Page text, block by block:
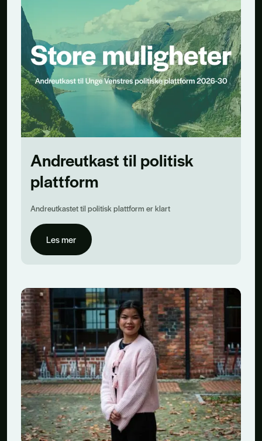
Andreutkast til politisk
plattform
Andreutkastet til politisk plattform er klart
Les mer